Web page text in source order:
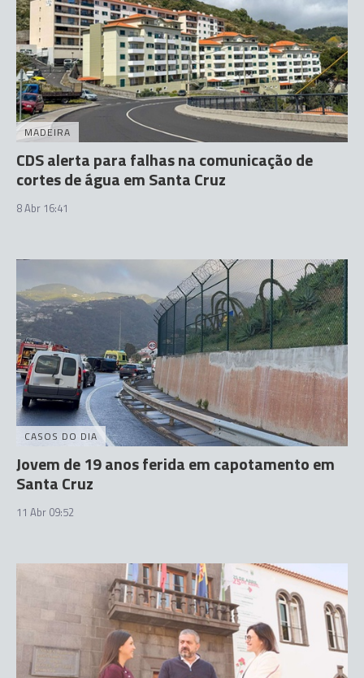
MADEIRA
CDS alerta para falhas na comunicação de
cortes de água em Santa Cruz
8 Abr 16:41
CASOS DO DIA
Jovem de 19 anos ferida em capotamento em
Santa Cruz
11 Abr 09:52